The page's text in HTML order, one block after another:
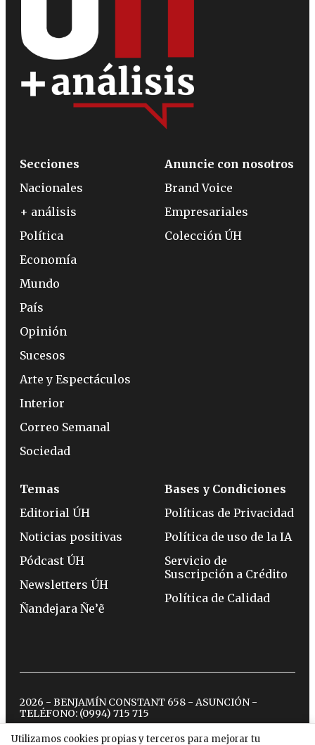
Utilizamos cookies propias y terceros para mejorar tu
Secciones
Nacionales
+ análisis
Política
Economía
Mundo
País
Opinión
Sucesos
Arte y Espectáculos
Interior
Correo Semanal
Sociedad
Anuncie con nosotros
Brand Voice
Empresariales
Colección ÚH
Temas
Editorial ÚH
Noticias positivas
Pódcast ÚH
Newsletters ÚH
Ñandejara Ñe’ẽ
Bases y Condiciones
Políticas de Privacidad
Política de uso de la IA
Servicio de
Suscripción a Crédito
Política de Calidad
2026 - BENJAMÍN CONSTANT 658 - ASUNCIÓN -
TELÉFONO: (0994) 715 715